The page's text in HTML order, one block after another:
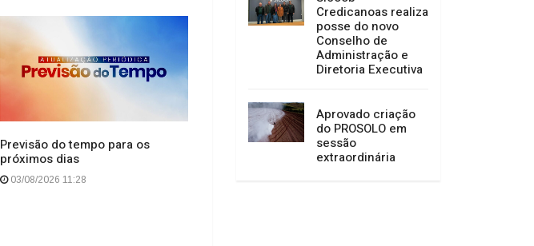
Previsão do tempo para os
próximos dias
03/08/2026 11:28
Dois homens são esfaqueados
Credicanoas realiza
posse do novo
Conselho de
Administração e
Diretoria Executiva
Aprovado criação
do PROSOLO em
sessão
extraordinária